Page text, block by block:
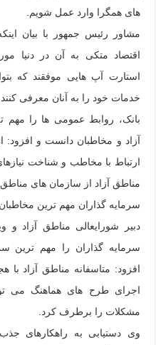
های همگرا وارد عمل شویم.
مشاور رئیس جمهور با بیان
اقتصاد متکی به آن در دنیا
استارت آپ هایی موفقند که
خدمات خود را به آنان معرفی کنند.
بانک، روابط عمومی ها را مهم
آزاد و مخاطبان دانست و
ارتباط با مخاطب و شناخت
مناطق آزاد از سازمان های
سرمایه گذاران مهم ترین
دبیر شورایعالی مناطق آزاد و
سرمایه گذاران را مهم ترین
افزود: متاسفانه مناطق آزاد
اجرای طرح های هماهنگ می
مشکلات را برطرف کرد.
وی دستیابی به راهکارهای